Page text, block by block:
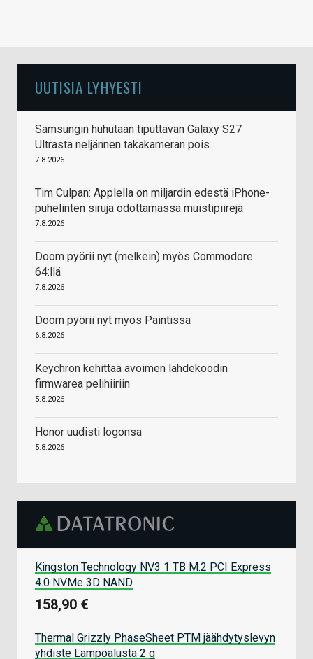
UUTISIA LYHYESTI
Samsungin huhutaan tiputtavan Galaxy S27
Ultrasta neljännen takakameran pois
7.8.2026
Tim Culpan: Applella on miljardin edestä iPhone-
puhelinten siruja odottamassa muistipiirejä
7.8.2026
Doom pyörii nyt (melkein) myös Commodore
64:llä
7.8.2026
Doom pyörii nyt myös Paintissa
6.8.2026
Keychron kehittää avoimen lähdekoodin
firmwarea pelihiiriin
5.8.2026
Honor uudisti logonsa
5.8.2026
Kingston Technology NV3 1 TB M.2 PCI Express
4.0 NVMe 3D NAND
158,90 €
Thermal Grizzly PhaseSheet PTM jäähdytyslevyn
yhdiste Lämpöalusta 2 g